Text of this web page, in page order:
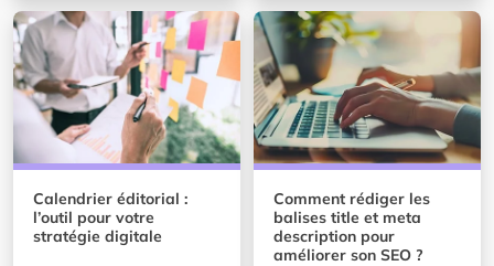
Calendrier éditorial :
l’outil pour votre
stratégie digitale
Comment rédiger les
balises title et meta
description pour
améliorer son SEO ?